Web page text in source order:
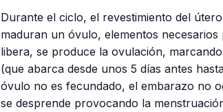
Durante el ciclo, el revestimiento del
maduran un óvulo, elementos
libera, se produce la ovulación,
(que abarca desde unos 5 días antes
óvulo no es fecundado, el embarazo no
se desprende provocando la